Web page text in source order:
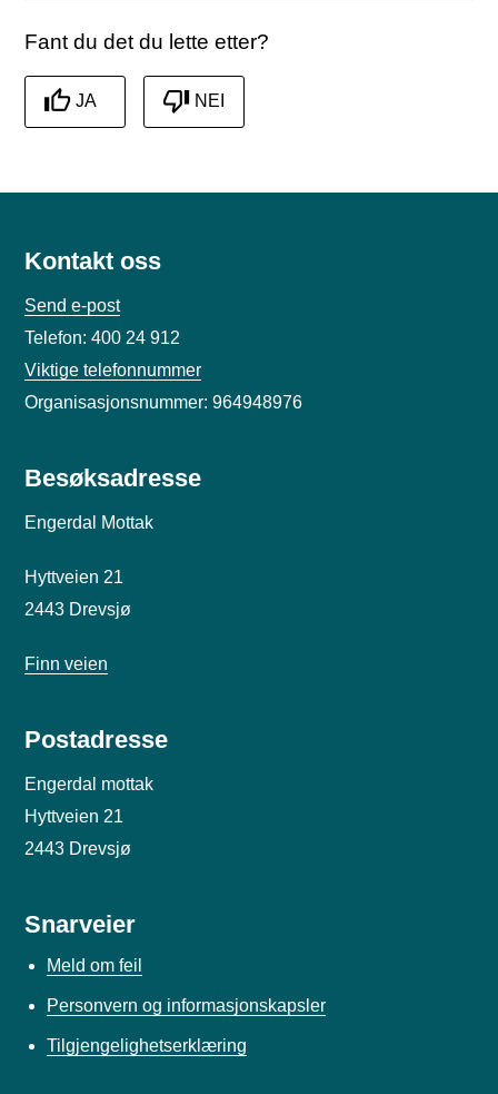
Fant du det du lette etter?
JA NEI
Kontakt oss
Send e-post
Telefon: 400 24 912
Viktige telefonnummer
Organisasjonsnummer: 964948976
Besøksadresse
Engerdal Mottak
Hyttveien 21
2443 Drevsjø
Finn veien
Postadresse
Engerdal mottak
Hyttveien 21
2443 Drevsjø
Snarveier
Meld om feil
Personvern og informasjonskapsler
Tilgjengelighetserklæring